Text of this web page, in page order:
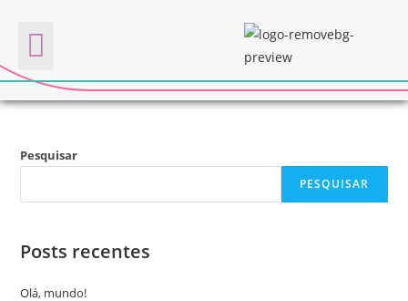
EDUCAR
Pesquisar
PESQUISAR
Posts recentes
Olá, mundo!